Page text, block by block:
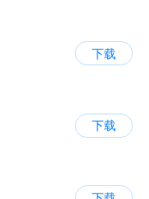
下载
下载